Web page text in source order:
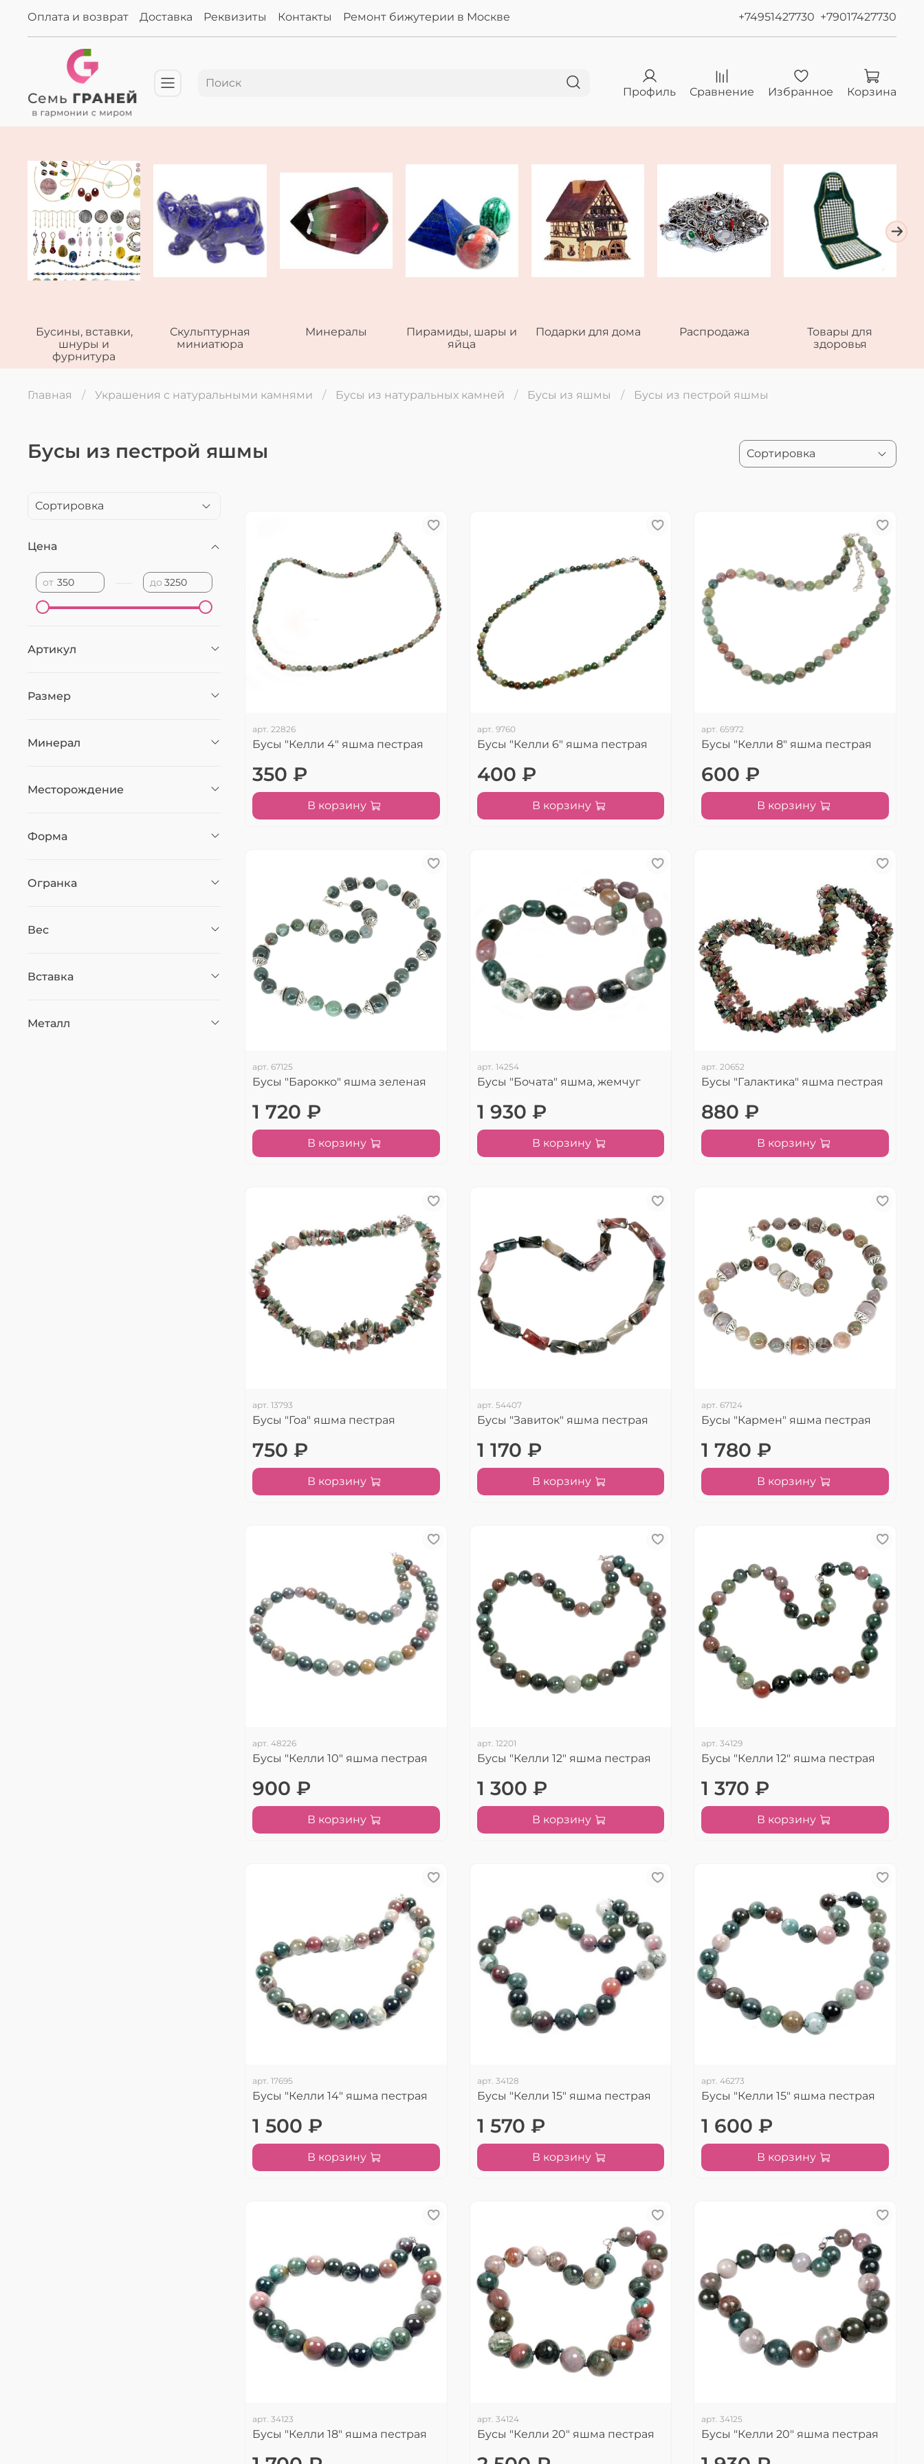
Оплата и возврат Доставка Реквизиты Контакты Ремонт бижутерии в Москве +74951427730 +79017427730
Профиль Сравнение Избранное Корзина
Бусины, вставки,
шнуры и
фурнитура
Скульптурная
миниатюра
Минералы
Пирамиды, шары и
яйца
Подарки для дома Распродажа
Товары для
здоровья
Главная Украшения с натуральными камнями Бусы из натуральных камней Бусы из яшмы Бусы из пестрой яшмы
Бусы из пестрой яшмы
арт. 22826
Бусы "Келли 4" яшма пестрая
350 ₽
В корзину
арт. 9760
Бусы "Келли 6" яшма пестрая
400 ₽
В корзину
арт.65972
Бусы "Келли 8" яшма пестрая
600 ₽
В корзину
арт. 67125
Бусы "Барокко" яшма зеленая
1 720 ₽
В корзину
арт. 14254
Бусы "Бочата" яшма, жемчуг
1 930 ₽
В корзину
арт.20652
Бусы "Галактика" яшма пестрая
880 ₽
В корзину
арт. 13793
Бусы "Гоа" яшма пестрая
750 ₽
В корзину
арт. 54407
Бусы "Завиток" яшма пестрая
1 170 ₽
В корзину
арт.67124
Бусы "Кармен" яшма пестрая
1 780 ₽
В корзину
арт. 48226
Бусы "Келли 10" яшма пестрая
900 ₽
В корзину
арт. 12201
Бусы "Келли 12" яшма пестрая
1 300 ₽
В корзину
арт.34129
Бусы "Келли 12" яшма пестрая
1 370 ₽
В корзину
арт. 17695
Бусы "Келли 14" яшма пестрая
1 500 ₽
В корзину
арт. 34128
Бусы "Келли 15" яшма пестрая
1 570 ₽
В корзину
арт.46273
Бусы "Келли 15" яшма пестрая
1 600 ₽
В корзину
арт. 34123
Бусы "Келли 18" яшма пестрая
арт. 34124
Бусы "Келли 20" яшма пестрая
арт.34125
Бусы "Келли 20" яшма пестрая
Цена
от до
Артикул
Размер
Минерал
Месторождение
Форма
Огранка
Вес
Вставка
Металл